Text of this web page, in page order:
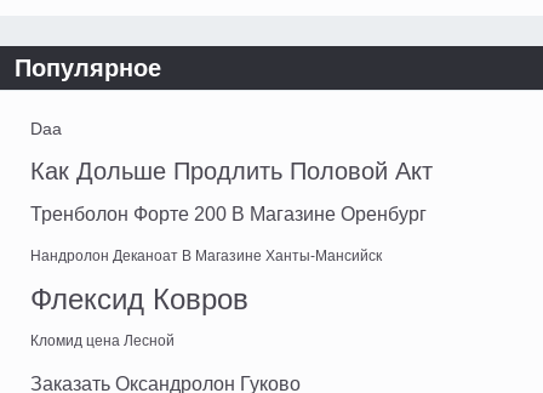
Популярное
Daa
Как Дольше Продлить Половой Акт
Тренболон Форте 200 В Магазине Оренбург
Нандролон Деканоат В Магазине Ханты-Мансийск
Флексид Ковров
Кломид цена Лесной
Заказать Оксандролон Гуково